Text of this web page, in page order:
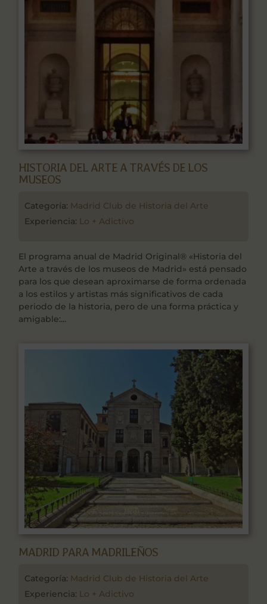
HISTORIA DEL ARTE A TRAVÉS DE LOS
MUSEOS
Categoría: Madrid Club de Historia del Arte
Experiencia: Lo + Adictivo
El programa anual de Madrid Original® «Historia del
Arte a través de los museos de Madrid» está pensado
para los que desean aproximarse de forma ordenada
a los estilos y artistas más significativos de cada
periodo de la historia, pero de una forma práctica y
amigable:...
MADRID PARA MADRILEÑOS
Categoría: Madrid Club de Historia del Arte
Experiencia: Lo + Adictivo